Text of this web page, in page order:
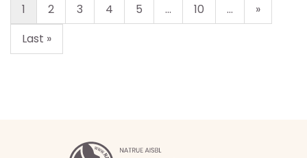
1 2 3 4 5 ... 10 ...
»
Last »